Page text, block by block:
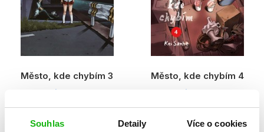
Souhlas Detaily Více o cookies
Město, kde chybím 3
Kei Sanbe
Město, kde chybím 4
Kei Sanbe